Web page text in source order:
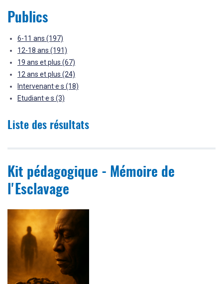
Publics
6-11 ans (197)
12-18 ans (191)
19 ans et plus (67)
12 ans et plus (24)
Intervenant·e·s (18)
Etudiant·e·s (3)
Liste des résultats
Kit pédagogique - Mémoire de
l'Esclavage